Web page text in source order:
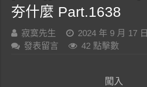
夯什麼 Part.1638
寂寞先生 2024 年 9 月 17 日
發表留言
42 點擊數
闖入